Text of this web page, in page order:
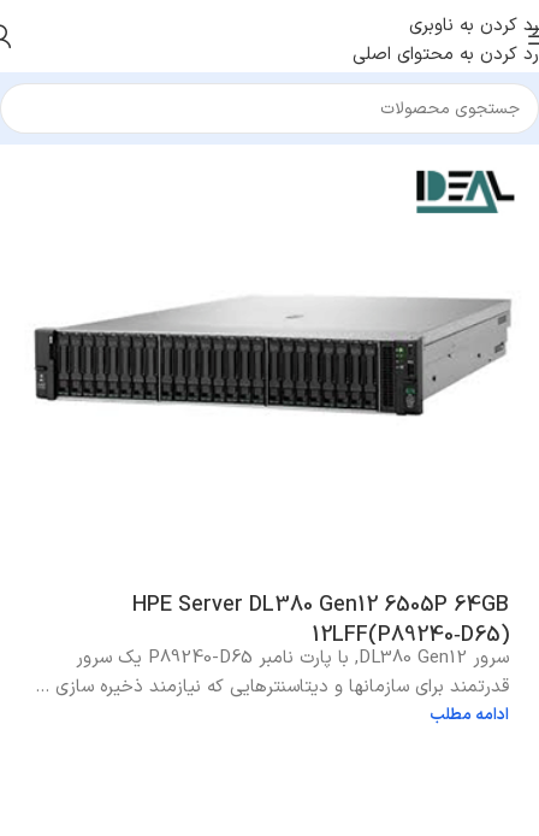
رد کردن به ناوبری
رد کردن به محتوای اصلی
HPE Server DL380 Gen12 6505P 64GB
12LFF(P89240‑D65)
سرور DL380 Gen12, با پارت نامبر P89240-D65 یک سرور
قدرتمند برای سازمانها و دیتاسنترهایی که نیازمند ذخیره سازی ...
ادامه مطلب